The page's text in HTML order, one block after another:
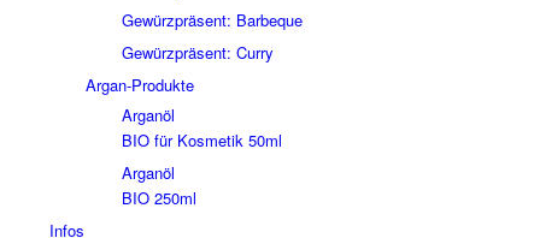
Gewürzpräsent: Barbeque
Gewürzpräsent: Curry
Argan-Produkte
Arganöl
BIO für Kosmetik 50ml
Arganöl
BIO 250ml
Infos